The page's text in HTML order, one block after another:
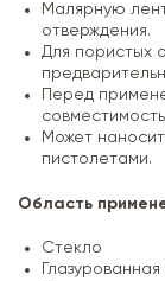
Малярную
отверждения.
Для пористых
Перед
Может
пистолетами.
Область
Стекло